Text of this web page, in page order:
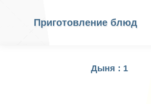
Приготовление блюд
Дыня : 1